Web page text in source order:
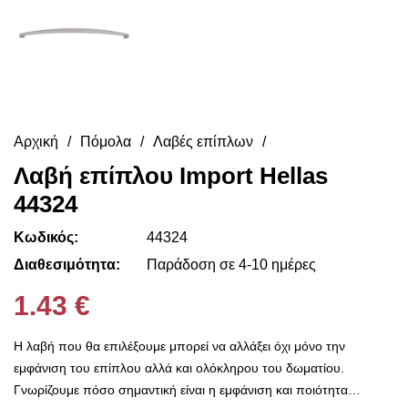
Αρχική Πόμολα Λαβές επίπλων
Λαβή επίπλου Import Hellas
44324
Κωδικός:
44324
Διαθεσιμότητα:
Παράδοση σε 4-10 ημέρες
1.43 €
Η λαβή που θα επιλέξουμε μπορεί να αλλάξει όχι μόνο την
εμφάνιση του επίπλου αλλά και ολόκληρου του δωματίου.
Γνωρίζουμε πόσο σημαντική είναι η εμφάνιση και ποιότητα